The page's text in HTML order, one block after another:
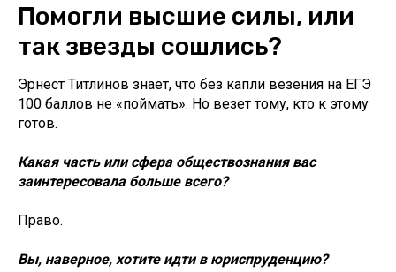
Помогли высшие силы, или
так звезды сошлись?
Эрнест Титлинов знает, что без капли везения на ЕГЭ
100 баллов не «поймать». Но везет тому, кто к этому
готов.
Какая часть или сфера обществознания вас
заинтересовала больше всего?
Право.
Вы, наверное, хотите идти в юриспруденцию?